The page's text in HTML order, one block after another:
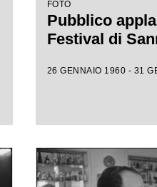
FOTO
Pubblico
Festival di
26 GENNAIO 1960 - 31